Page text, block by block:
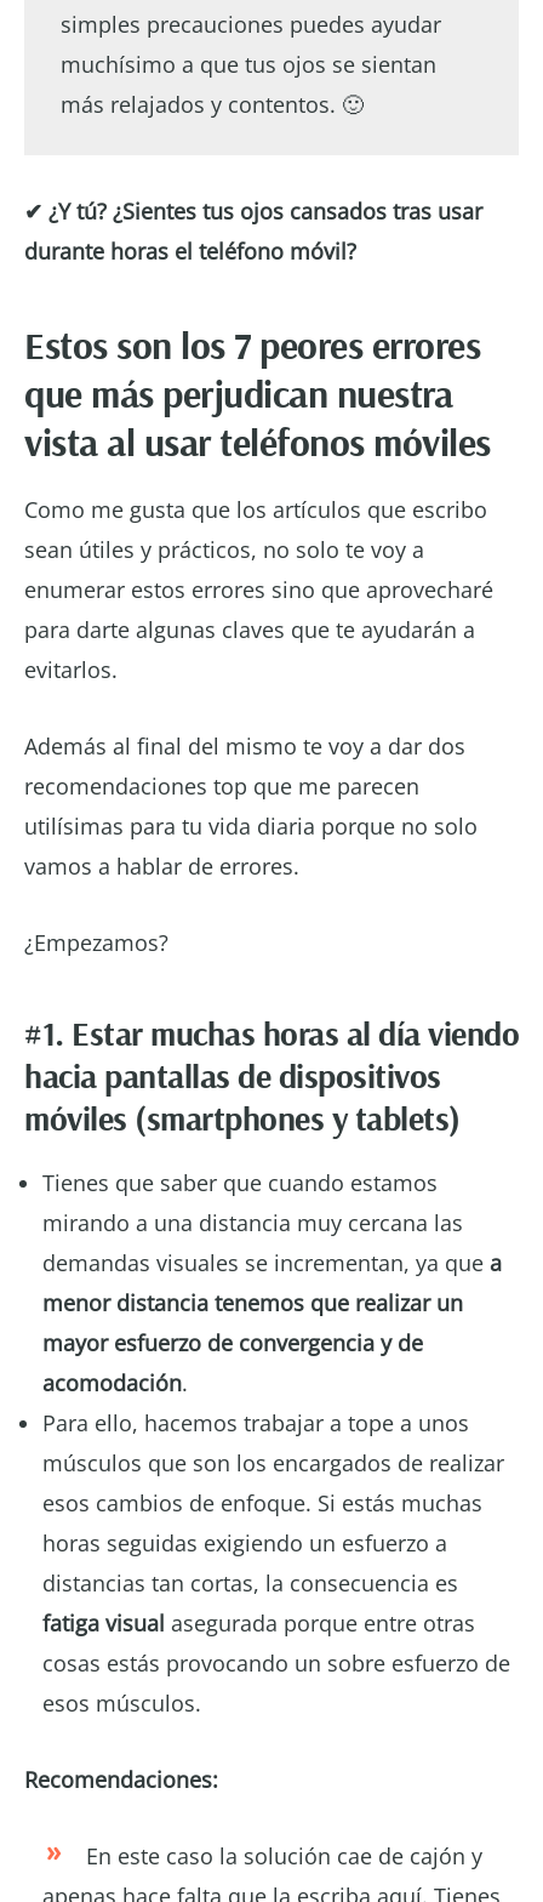
simples precauciones puedes ayudar
muchísimo a que tus ojos se sientan
más relajados y contentos. 🙂
✔ ¿Y tú? ¿Sientes tus ojos cansados tras usar
durante horas el teléfono móvil?
Estos son los 7 peores errores
que más perjudican nuestra
vista al usar teléfonos móviles
Como me gusta que los artículos que escribo
sean útiles y prácticos, no solo te voy a
enumerar estos errores sino que aprovecharé
para darte algunas claves que te ayudarán a
evitarlos.
Además al final del mismo te voy a dar dos
recomendaciones top que me parecen
utilísimas para tu vida diaria porque no solo
vamos a hablar de errores.
¿Empezamos?
#1. Estar muchas horas al día viendo
hacia pantallas de dispositivos
móviles (smartphones y tablets)
Tienes que saber que cuando estamos
mirando a una distancia muy cercana las
demandas visuales se incrementan, ya que a
menor distancia tenemos que realizar un
mayor esfuerzo de convergencia y de
acomodación.
Para ello, hacemos trabajar a tope a unos
músculos que son los encargados de realizar
esos cambios de enfoque. Si estás muchas
horas seguidas exigiendo un esfuerzo a
distancias tan cortas, la consecuencia es
fatiga visual asegurada porque entre otras
cosas estás provocando un sobre esfuerzo de
esos músculos.
Recomendaciones:
En este caso la solución cae de cajón y
apenas hace falta que la escriba aquí. Tienes